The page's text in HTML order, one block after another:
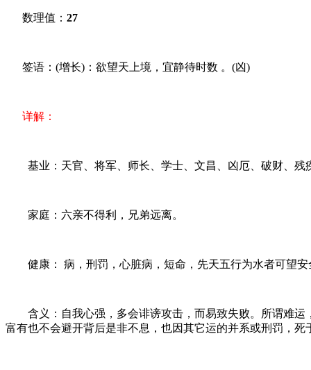
数理值： 27
签语：(增长)：欲望天上境，宜静待时数 。(凶)
详解：
基业：天官、将军、师长、学士、文昌、凶厄、破财、残
家庭：六亲不得利，兄弟远离。
健康： 病，刑罚，心脏病，短命，先天五行为水者可望安
含义：自我心强，多会诽谤攻击，而易致失败。所谓难运
富有也不会避开背后是非不息，也因其它运的并系或刑罚，死